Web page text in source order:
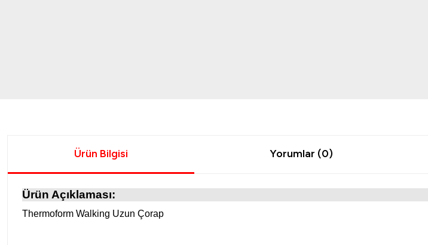
Ürün Bilgisi Yorumlar (0)
Ürün Açıklaması:
Thermoform Walking Uzun Çorap